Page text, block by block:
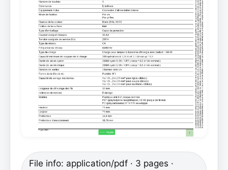
File info: application/pdf · 3 pages ·